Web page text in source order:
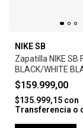
NIKE SB
Zapatilla NIKE SB
BLACK/WHITE
$159.999,00
$135.999,15 con
Transferencia o